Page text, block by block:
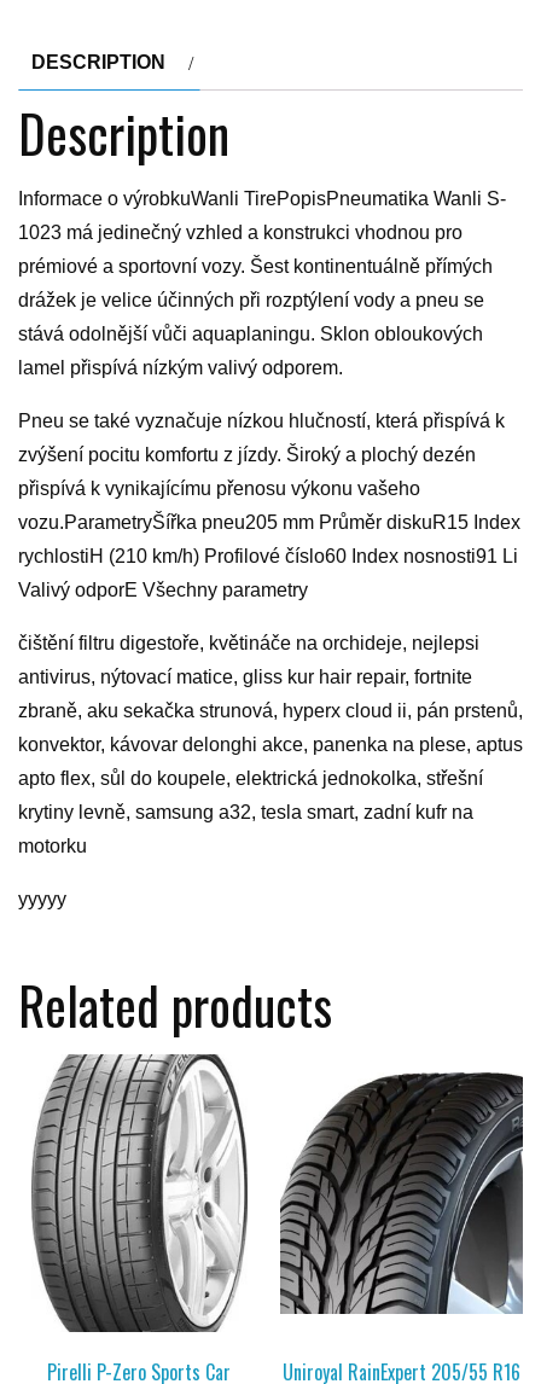
DESCRIPTION
Description
Informace o výrobkuWanli TirePopisPneumatika Wanli S-
1023 má jedinečný vzhled a konstrukci vhodnou pro
prémiové a sportovní vozy. Šest kontinentuálně přímých
drážek je velice účinných při rozptýlení vody a pneu se
stává odolnější vůči aquaplaningu. Sklon obloukových
lamel přispívá nízkým valivý odporem.
Pneu se také vyznačuje nízkou hlučností, která přispívá k
zvýšení pocitu komfortu z jízdy. Široký a plochý dezén
přispívá k vynikajícímu přenosu výkonu vašeho
vozu.ParametryŠířka pneu205 mm Průměr diskuR15 Index
rychlostiH (210 km/h) Profilové číslo60 Index nosnosti91 Li
Valivý odporE Všechny parametry
čištění filtru digestoře, květináče na orchideje, nejlepsi
antivirus, nýtovací matice, gliss kur hair repair, fortnite
zbraně, aku sekačka strunová, hyperx cloud ii, pán prstenů,
konvektor, kávovar delonghi akce, panenka na plese, aptus
apto flex, sůl do koupele, elektrická jednokolka, střešní
krytiny levně, samsung a32, tesla smart, zadní kufr na
motorku
yyyyy
Related products
Pirelli P-Zero Sports Car Uniroyal RainExpert 205/55 R16